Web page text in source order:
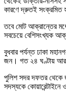
কারণে দ্রুতই সংক্রমিত
তবে মোট আক্রান্তের
সবচেয়ে বেশিসংখ্যক
বুধবার পর্যন্ত ঢাকা
জন। গত ২৪ ঘণ্টায়
পুলিশ সদর দফতর থেকে
সদস্যকে